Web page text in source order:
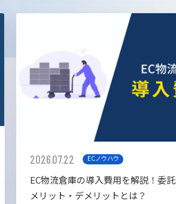
2026.07.22 ECノウハウ
EC物流倉庫の導入費用を解説！委
メリット・デメリットとは？